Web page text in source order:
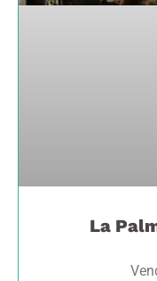
La